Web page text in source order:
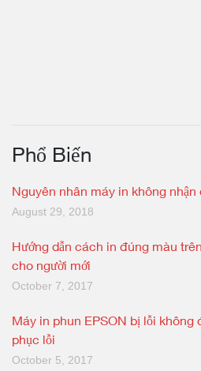
Phổ Biến
Nguyên nhân máy in không
August 29, 2018
Hướng dẫn cách in đúng màu
cho người mới
October 7, 2017
Máy in phun EPSON bị lỗi không
phục lỗi
October 5, 2017